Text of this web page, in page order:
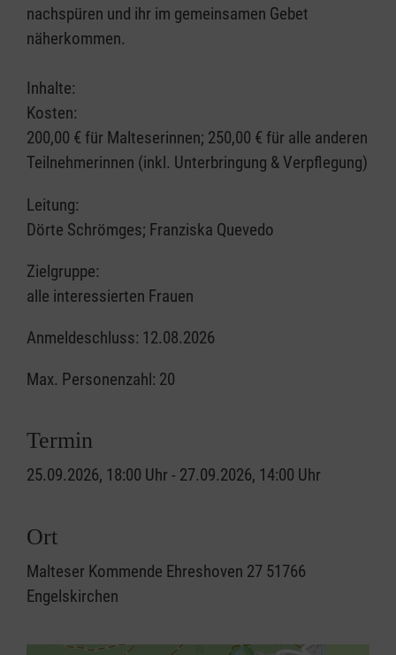
nachspüren und ihr im gemeinsamen Gebet
näherkommen.
Inhalte:
Kosten:
200,00 € für Malteserinnen; 250,00 € für alle anderen
Teilnehmerinnen (inkl. Unterbringung & Verpflegung)
Leitung:
Dörte Schrömges; Franziska Quevedo
Zielgruppe:
alle interessierten Frauen
Anmeldeschluss: 12.08.2026
Max. Personenzahl: 20
Termin
25.09.2026, 18:00 Uhr - 27.09.2026, 14:00 Uhr
Ort
Malteser Kommende Ehreshoven 27 51766
Engelskirchen